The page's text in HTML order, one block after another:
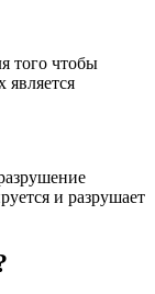
того чтобы
и разрушает